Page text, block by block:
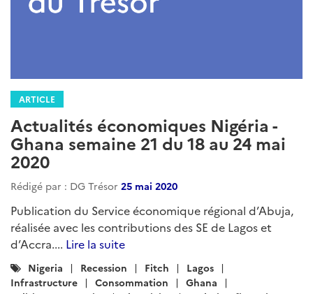
ARTICLE
Actualités économiques Nigéria -
Ghana semaine 21 du 18 au 24 mai
2020
Rédigé par : DG Trésor 25 mai 2020
Publication du Service économique régional d’Abuja,
réalisée avec les contributions des SE de Lagos et
d’Accra.... Lire la suite
Catégories
:
Nigeria Recession Fitch
Lagos
Infrastructure
Consommation
Ghana